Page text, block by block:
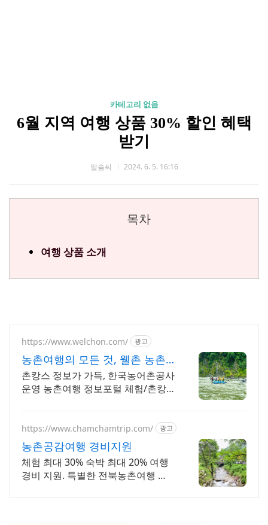
카테고리 없음
6월 지역 여행 상품 30% 할인 혜택
받기
말솜씨 2024. 6. 5. 16:16
목차
여행 상품 소개
https://www.welchon.com/ 광고
농촌여행의 모든 것, 웰촌 농촌
관광 가는 주간
촌캉스 정보가 가득, 한국농어촌공사
운영 농촌여행 정보포털 체험/촌캉
https://www.chamchamtrip.com/ 광고
농촌공감여행 경비지원
체험 최대 30% 숙박 최대 20% 여행
경비 지원. 특별한 전북농촌여행 혜